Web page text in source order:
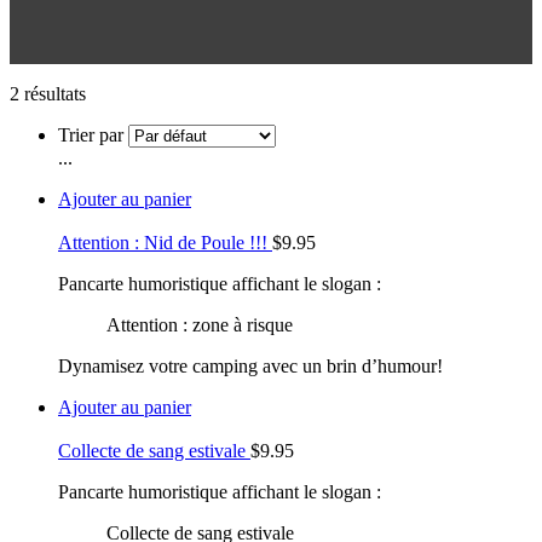
2 résultats
Trier par
...
Ajouter au panier
Attention : Nid de Poule !!! $9.95
Pancarte humoristique affichant le slogan :
Attention : zone à risque
Dynamisez votre camping avec un brin d’humour!
Ajouter au panier
Collecte de sang estivale $9.95
Pancarte humoristique affichant le slogan :
Collecte de sang estivale